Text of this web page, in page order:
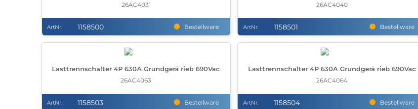
26AC4031
ArtNr. 1158500 Bestellware
26AC4040
ArtNr. 1158501 Bestellware
Lasttrennschalter 4P 630A Grundgerä rieb 690Vac
26AC4063
ArtNr. 1158503 Bestellware
Lasttrennschalter 4P 630A Grundgerä rieb 690Vac
26AC4064
ArtNr. 1158504 Bestellware